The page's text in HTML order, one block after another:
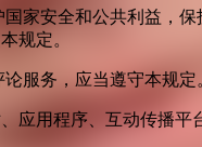
家安全和公共利益，
规定。
服务，应当遵守本规定
应用程序、互动传播